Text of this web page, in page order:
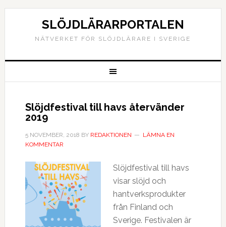
SLÖJDLÄRARPORTALEN
NÄTVERKET FÖR SLÖJDLÄRARE I SVERIGE
Slöjdfestival till havs återvänder
2019
5 NOVEMBER, 2018 BY REDAKTIONEN
LÄMNA EN
KOMMENTAR
Slöjdfestival till havs
visar slöjd och
hantverksprodukter
från Finland och
Sverige. Festivalen är